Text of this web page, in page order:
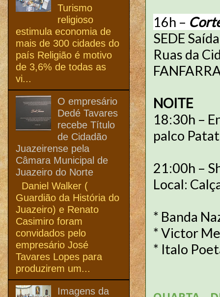
16h –
SEDE
Ruas da
NOITE
18:30h –
palco
21:00h –
Local:
* Banda
* Victor
* Italo
Turismo
religioso
estimula economia de
mais de 300 cidades do
país Religião é motivo
de 3,6% de todas as
vi...
O empresário
Dedé Tavares
recebe Título
de Cidadão
Juazeirense pela
Câmara Municipal de
Juazeiro do Norte
Daniel Walker (
Guardião da História do
Juazeiro) e Renato
Casimiro foram
convidados pelo
empresário José
Tavares Lopes para
produzirem um...
Imagens da